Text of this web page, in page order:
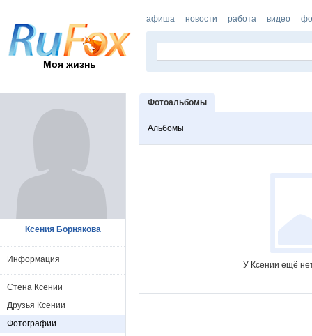
Моя жизнь
афиша новости работа видео
Фотоальбомы
Альбомы
У Ксении ещё
Ксения Борнякова
Информация
Стена Ксении
Друзья Ксении
Фотографии